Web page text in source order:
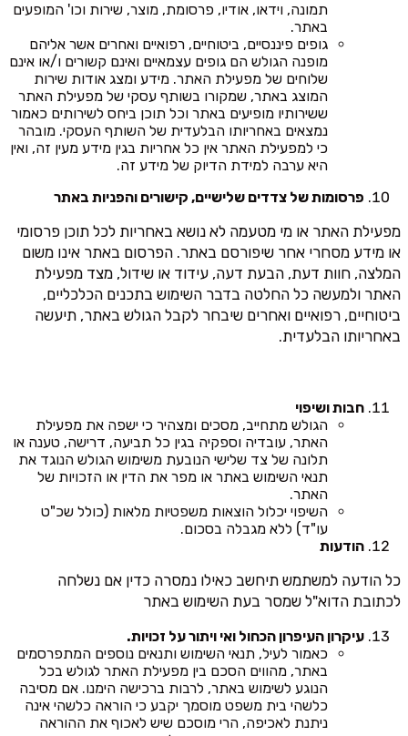
תמונה, וידאו, אודיו, פרסומת, מוצר, שירות וכו' המופעים
באתר.
גופים פיננסיים, ביטוחיים, רפואיים ואחרים אשר אליהם
מופנה הגולש הם גופים עצמאיים ואינם קשורים ו/או אינם
שלוחים של מפעילת האתר. מידע ומצג אודות שירות
המוצג באתר, שמקורו בשותף עסקי של מפעילת האתר
ששירותיו מופיעים באתר וכל תוכן ביחס לשירותים כאמור
נמצאים באחריותו הבלעדית של השותף העסקי. מובהר
כי למפעילת האתר אין כל אחריות בגין מידע מעין זה, ואין
היא ערבה למידת הדיוק של מידע זה.
פרסומות של צדדים שלישיים, קישורים והפניות באתר
מפעילת האתר או מי מטעמה לא נושא באחריות לכל תוכן פרסומי
או מידע מסחרי אחר שיפורסם באתר. הפרסום באתר אינו משום
המלצה, חוות דעת, הבעת דעה, עידוד או שידול, מצד מפעילת
האתר ולמעשה כל החלטה בדבר השימוש בתכנים הכלכליים,
ביטוחיים, רפואיים ואחרים שיבחר לקבל הגולש באתר, תיעשה
באחריותו הבלעדית.
חבות ושיפוי
הגולש מתחייב, מסכים ומצהיר כי ישפה את מפעילת
האתר, עובדיה וספקיה בגין כל תביעה, דרישה, טענה או
תלונה של צד שלישי הנובעת משימוש הגולש הנוגד את
תנאי השימוש באתר או מפר את הדין או הזכויות של
האתר.
השיפוי יכלול הוצאות משפטיות מלאות (כולל שכ"ט
עו"ד) ללא מגבלה בסכום.
הודעות
כל הודעה למשתמש תיחשב כאילו נמסרה כדין אם נשלחה
לכתובת הדוא"ל שמסר בעת השימוש באתר
עיקרון העיפרון הכחול ואי ויתור על זכויות.
כאמור לעיל, תנאי השימוש ותנאים נוספים המתפרסמים
באתר, מהווים הסכם בין מפעילת האתר לגולש בכל
הנוגע לשימוש באתר, לרבות ברכישה הימנו. אם מסיבה
כלשהי בית משפט מוסמך יקבע כי הוראה כלשהי אינה
ניתנת לאכיפה, הרי מוסכם שיש לאכוף את ההוראה